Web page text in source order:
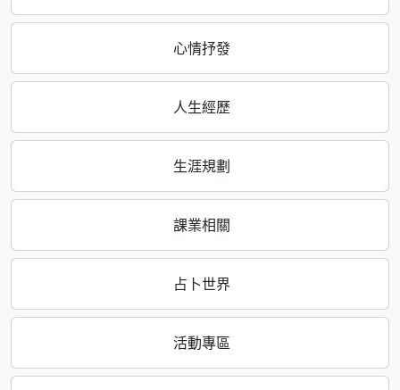
心情抒發
人生經歷
生涯規劃
課業相關
占卜世界
活動專區